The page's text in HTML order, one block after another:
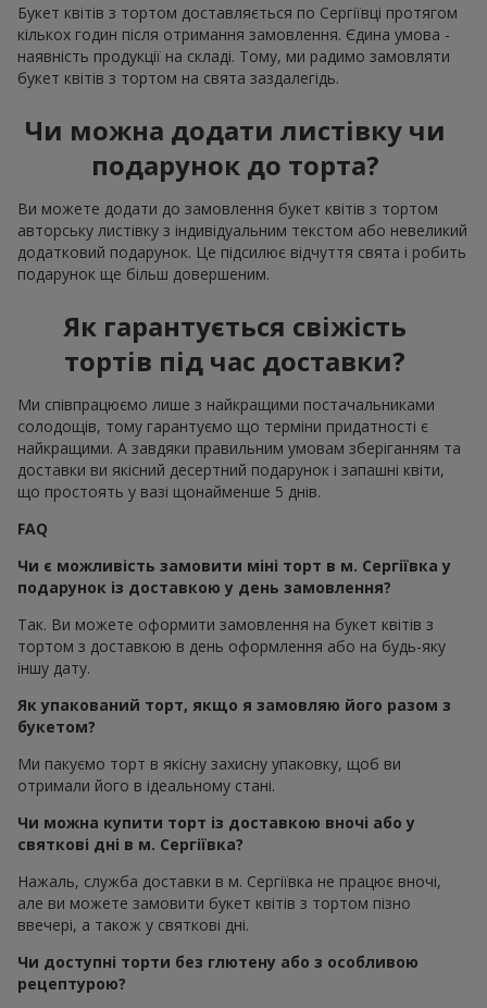
Букет квітів з тортом доставляється по Сергіївці протягом
кількох годин після отримання замовлення. Єдина умова -
наявність продукції на складі. Тому, ми радимо замовляти
букет квітів з тортом на свята заздалегідь.
Чи можна додати листівку чи
подарунок до торта?
Ви можете додати до замовлення букет квітів з тортом
авторську листівку з індивідуальним текстом або невеликий
додатковий подарунок. Це підсилює відчуття свята і робить
подарунок ще більш довершеним.
Як гарантується свіжість
тортів під час доставки?
Ми співпрацюємо лише з найкращими постачальниками
солодощів, тому гарантуємо що терміни придатності є
найкращими. А завдяки правильним умовам зберіганням та
доставки ви якісний десертний подарунок і запашні квіти,
що простоять у вазі щонайменше 5 днів.
FAQ
Чи є можливість замовити міні торт в м. Сергіївка у
подарунок із доставкою у день замовлення?
Так. Ви можете оформити замовлення на букет квітів з
тортом з доставкою в день оформлення або на будь-яку
іншу дату.
Як упакований торт, якщо я замовляю його разом з
букетом?
Ми пакуємо торт в якісну захисну упаковку, щоб ви
отримали його в ідеальному стані.
Чи можна купити торт із доставкою вночі або у
святкові дні в м. Сергіївка?
Нажаль, служба доставки в м. Сергіївка не працює вночі,
але ви можете замовити букет квітів з тортом пізно
ввечері, а також у святкові дні.
Чи доступні торти без глютену або з особливою
рецептурою?